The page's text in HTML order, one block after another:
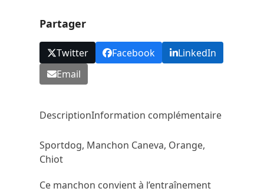
Partager
Twitter Facebook
LinkedIn
Email
DescriptionInformation complémentaire
Sportdog, Manchon Caneva, Orange,
Chiot
Ce manchon convient à l’entraînement